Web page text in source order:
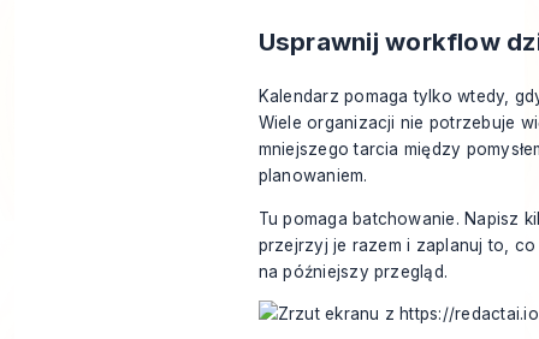
Usprawnij workflow
Kalendarz pomaga tylko wtedy,
Wiele organizacji nie potrzebuje
mniejszego tarcia między
planowaniem.
Tu pomaga batchowanie. Napisz
przejrzyj je razem i zaplanuj to,
na późniejszy przegląd.